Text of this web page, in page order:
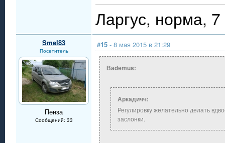
Ларгус, норма,
Smel83
Посетитель
Пенза
Сообщений: 33
#15 - 8 мая 2015 в 21:29
Ваdеmus:
Аркадичч:
Регулировку желательно делать
заслонки.